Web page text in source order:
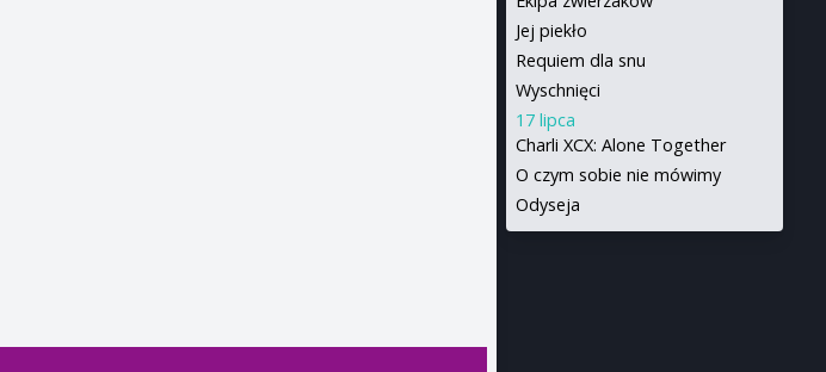
Jej piekło
Requiem dla snu
Wyschnięci
17 lipca
Charli XCX: Alone Together
O czym sobie nie mówimy
Odyseja